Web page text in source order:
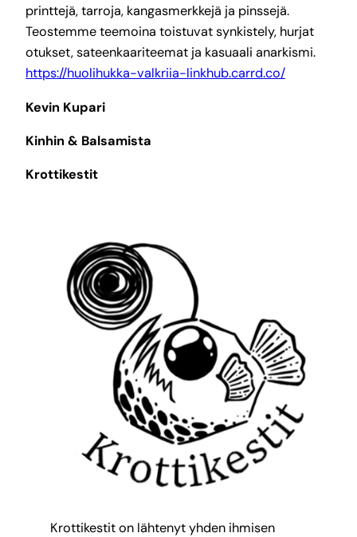
printtejä, tarroja, kangasmerkkejä ja pinssejä.
Teostemme teemoina toistuvat synkistely, hurjat
otukset, sateenkaariteemat ja kasuaali anarkismi.
https://huolihukka-valkriia-linkhub.carrd.co/
Kevin Kupari
Kinhin & Balsamista
Krottikestit
Krottikestit on lähtenyt yhden ihmisen